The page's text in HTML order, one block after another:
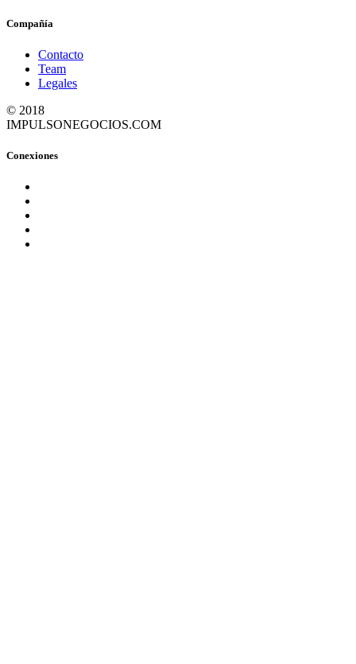
Compañía
Contacto
Team
Legales
© 2018
IMPULSONEGOCIOS.COM
Conexiones